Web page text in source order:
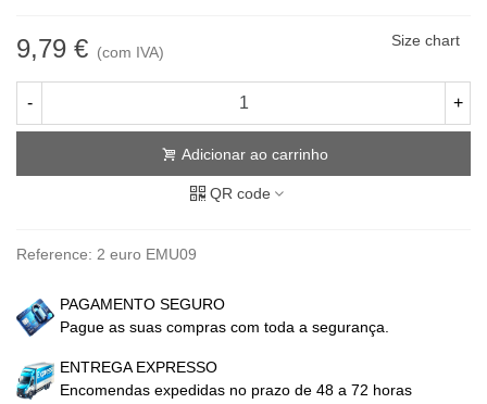
9,79 € (com IVA)
Size chart
- +
Adicionar ao carrinho
QR code
Reference: 2 euro EMU09
PAGAMENTO SEGURO
Pague as suas compras com toda a segurança.
ENTREGA EXPRESSO
Encomendas expedidas no prazo de 48 a 72 horas